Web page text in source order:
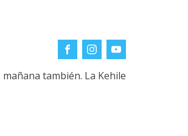
también. La Kehile